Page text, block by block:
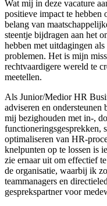
Wat mij in deze vacature
positieve impact te hebben
belang van
steentje bijdragen aan het
hebben met uitdagingen
problemen. Het is mijn
rechtvaardigere wereld te
meetellen.
Als Junior/Medior HR
adviseren en
mij bezighouden met in-,
functioneringsgesprekken,
optimaliseren van HR-
knelpunten op te lossen is
zie ernaar uit om effectief
de organisatie, waarbij ik
teammanagers en
gesprekspartner voor